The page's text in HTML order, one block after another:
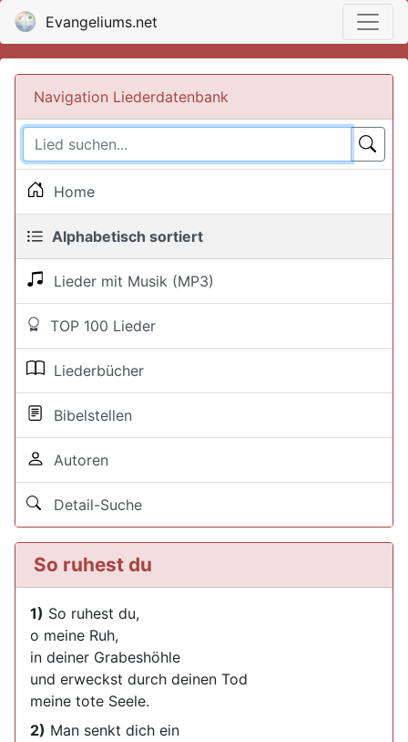
Evangeliums.net
Navigation Liederdatenbank
Home
Alphabetisch sortiert
Lieder mit Musik (MP3)
TOP 100 Lieder
Liederbücher
Bibelstellen
Autoren
Detail-Suche
So ruhest du
1) So ruhest du,
o meine Ruh,
in deiner Grabeshöhle
und erweckst durch deinen Tod
meine tote Seele.
2) Man senkt dich ein